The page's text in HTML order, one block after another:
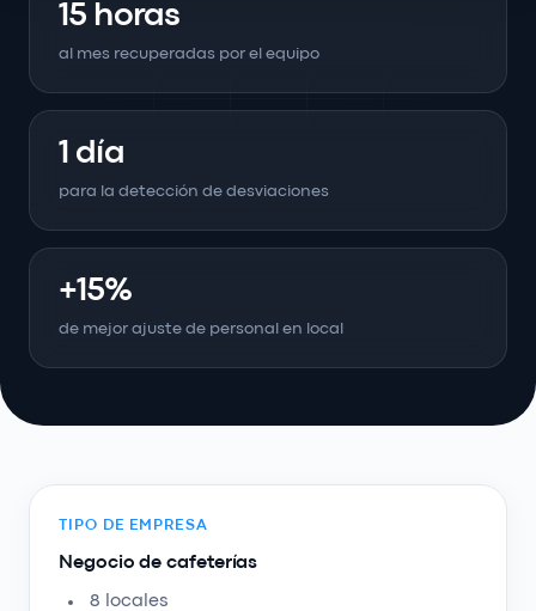
15 horas
al mes recuperadas por el equipo
1 día
para la detección de desviaciones
+15%
de mejor ajuste de personal en local
TIPO DE EMPRESA
Negocio de cafeterías
8 locales